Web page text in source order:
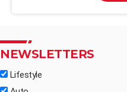
NEWSLETTERS
Lifestyle